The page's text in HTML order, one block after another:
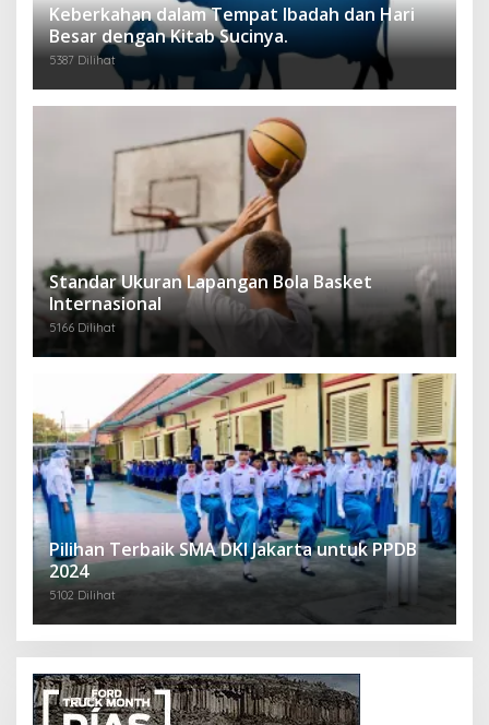
Keberkahan dalam Tempat Ibadah dan Hari
Besar dengan Kitab Sucinya.
5387 Dilihat
Standar Ukuran Lapangan Bola Basket
Internasional
5166 Dilihat
Pilihan Terbaik SMA DKI Jakarta untuk PPDB
2024
5102 Dilihat